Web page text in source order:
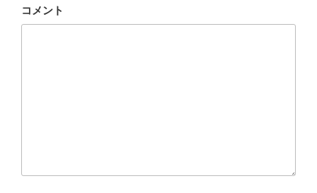
コメント